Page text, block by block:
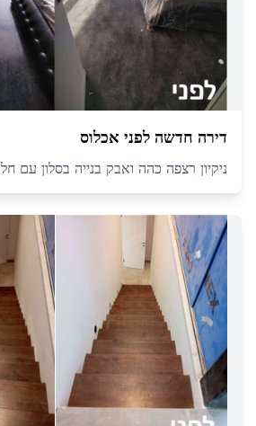
דירה חדשה לפני אכלוס
ניקיון רצפה כהה ואבק בנייה בסלון עם